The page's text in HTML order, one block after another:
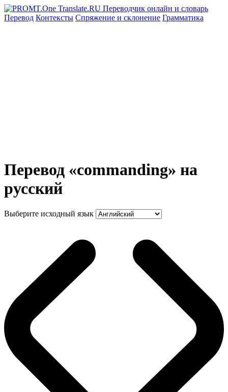
Перевод Контексты Спряжение и склонение Грамматика
Перевод «commanding» на
русский
Выберите исходный язык